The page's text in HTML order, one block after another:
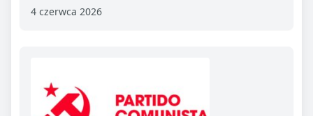
4 czerwca 2026